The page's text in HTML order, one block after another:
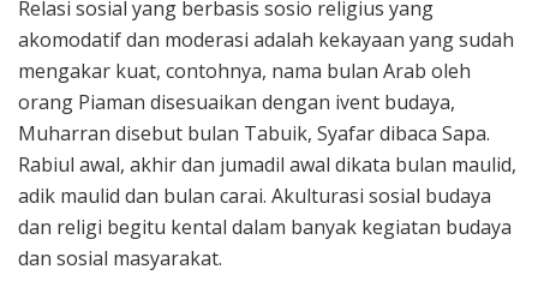
Relasi sosial yang berbasis sosio religius yang
akomodatif dan moderasi adalah kekayaan yang sudah
mengakar kuat, contohnya, nama bulan Arab oleh
orang Piaman disesuaikan dengan ivent budaya,
Muharran disebut bulan Tabuik, Syafar dibaca Sapa.
Rabiul awal, akhir dan jumadil awal dikata bulan maulid,
adik maulid dan bulan carai. Akulturasi sosial budaya
dan religi begitu kental dalam banyak kegiatan budaya
dan sosial masyarakat.